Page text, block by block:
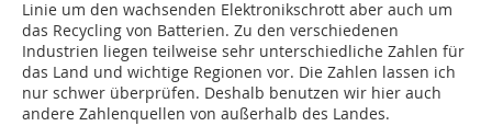
Linie um den wachsenden Elektronikschrott aber auch um
das Recycling von Batterien. Zu den verschiedenen
Industrien liegen teilweise sehr unterschiedliche Zahlen für
das Land und wichtige Regionen vor. Die Zahlen lassen ich
nur schwer überprüfen. Deshalb benutzen wir hier auch
andere Zahlenquellen von außerhalb des Landes.